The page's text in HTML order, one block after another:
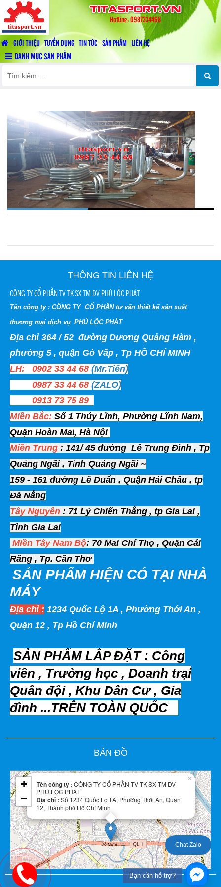
titasport.vn
Hotline: 0987334468
GIỚI THIỆU TUYỂN DỤNG TIN TỨC SẢN PHẨM LIÊN HỆ
DANH MỤC SẢN PHẨM
THÔNG TIN LIÊN HỆ
CÔNG TY CỔ PHẦN TV TK SX TM DV PHÚ LỘC PHÁT
Tên công ty : CÔNG TY CỔ PHẦN tư vấn thiết kế sản xuất
thương mại dịch vụ PHÚ LỘC PHÁT
Địa chỉ 364 / 52 đường Dương Quảng Hàm ,
phường 5 , quận Gò Vấp , Tp HỒ CHÍ MINH
LH: 0902 33 44 68 (Mr.Tiến)
0987 33 44 68 (ZALO)
0913 73 75 89
Miền Bắc: Số 1 Thúy Lĩnh, Phường Lĩnh Nam,
Quận Hoàn Mai, Hà Nội
Miền Trung : 141/ 45 đường Lê Trung Đình , Tp
Quảng Ngãi , Tỉnh Quảng Ngãi ~
159 - 161 đường Lê Duẩn , Quận Hải Châu , tp
Đà Nẳng
Tây Nguyên : 71 Lý Chiến Thắng , tp Gia Lai ,
Tỉnh Gia Lai
Miền Tây Nam Bộ: 70 Mai Chí Thọ , Quận Cái
Răng , Tp. Cần Thơ
SẢN PHẨM HIỆNCÓ TẠI NHÀ
MÁY
Địa chỉ : 1234 Quốc Lộ 1A , Phường Thới An ,
Quận 12 , Tp Hồ Chí Minh
SẢN PHẨM LẮP ĐẶT : Công
viên , Trường học , Doanh trại
Quân đội , Khu Dân Cư , Gia
đình ...TRÊN TOÀN QUỐC
BẢN ĐỒ
Tên công ty : CÔNG TY CỔ PHẦN TV TK SX TM DV
PHÚ LỘC PHÁT
Địa chỉ : Số 1234 Quốc Lộ 1A, Phường Thới An, Quận
12, Thành phố Hồ Chí Minh
×
+
−
Chat Zalo
Bạn cần hỗ trợ?